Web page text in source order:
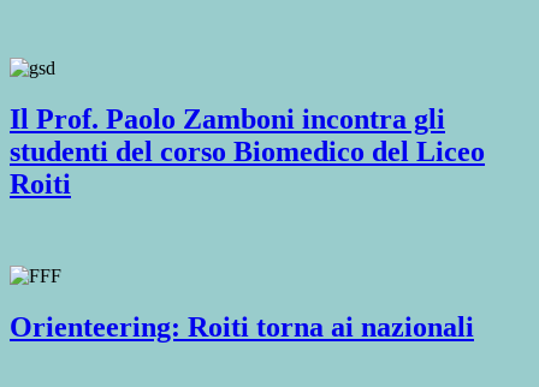
Il Prof. Paolo Zamboni incontra gli
studenti del corso Biomedico del Liceo
Roiti
Orienteering: Roiti torna ai nazionali